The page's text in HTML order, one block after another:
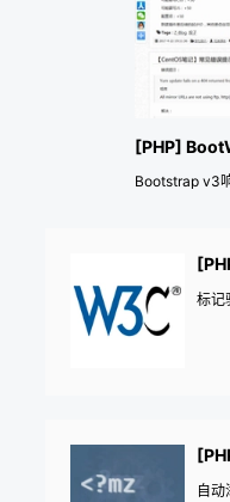
[PHP]
Bootstrap v3
标记
自